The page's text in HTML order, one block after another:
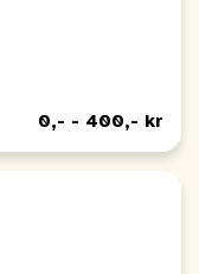
0,- - 400,- kr